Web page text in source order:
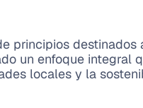
principios destinados
un enfoque integral
locales y la